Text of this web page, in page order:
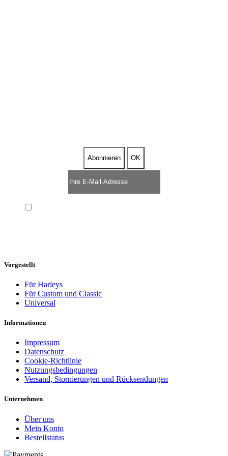
Vorgestellt
Für Harleys
Für Custom und Classic
Universal
Informationen
Impressum
Datenschutz
Cookie-Richtlinie
Nutzungsbedingungen
Versand, Stornierungen und Rücksendungen
Unternehmen
Über uns
Mein Konto
Bestellstatus